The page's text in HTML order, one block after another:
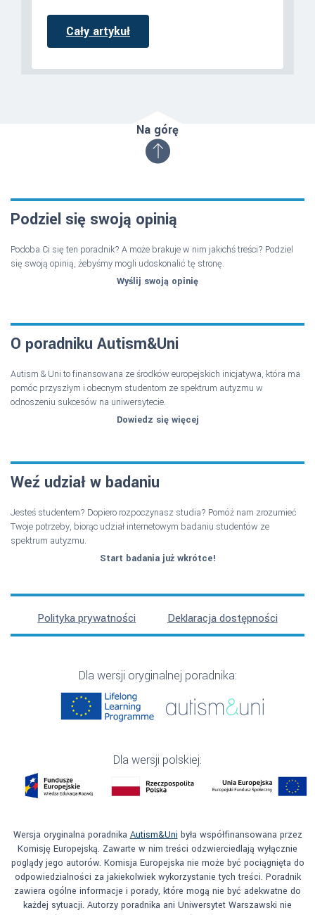
Cały artykuł
Na górę
Podziel się swoją opinią
Podoba Ci się ten poradnik? A może brakuje w nim jakichś treści? Podziel
się swoją opinią, żebyśmy mogli udoskonalić tę stronę.
Wyślij swoją opinię
O poradniku Autism&Uni
Autism & Uni to finansowana ze środków europejskich inicjatywa, która ma
pomóc przyszłym i obecnym studentom ze spektrum autyzmu w
odnoszeniu sukcesów na uniwersytecie.
Dowiedz się więcej
Weź udział w badaniu
Jesteś studentem? Dopiero rozpoczynasz studia? Pomóż nam zrozumieć
Twoje potrzeby, biorąc udział internetowym badaniu studentów ze
spektrum autyzmu.
Start badania już wkrótce!
Polityka prywatności Deklaracja dostępności
Dla wersji oryginalnej poradnika:
Dla wersji polskiej:
Wersja oryginalna poradnika Autism&Uni była współfinansowana przez
Komisję Europejską. Zawarte w nim treści odzwierciedlają wyłącznie
poglądy jego autorów. Komisja Europejska nie może być pociągnięta do
odpowiedzialności za jakiekolwiek wykorzystanie tych treści. Poradnik
zawiera ogólne informacje i porady, które mogą nie być adekwatne do
każdej sytuacji. Autorzy poradnika ani Uniwersytet Warszawski nie